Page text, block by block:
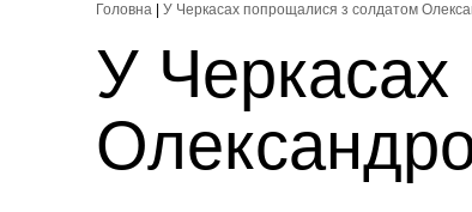
Головна У Черкасах попрощалися з солдатом
У